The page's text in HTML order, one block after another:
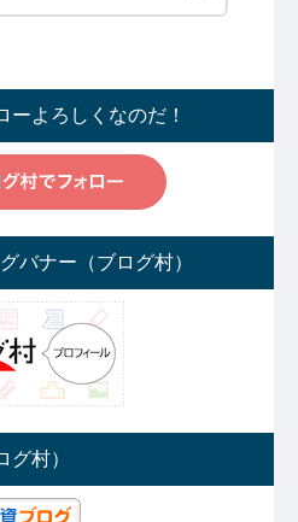
ーよろしくなのだ！
バナー（ブログ村）
村）